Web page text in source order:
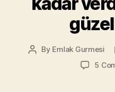
Post
By Emlak Gurmesi
5